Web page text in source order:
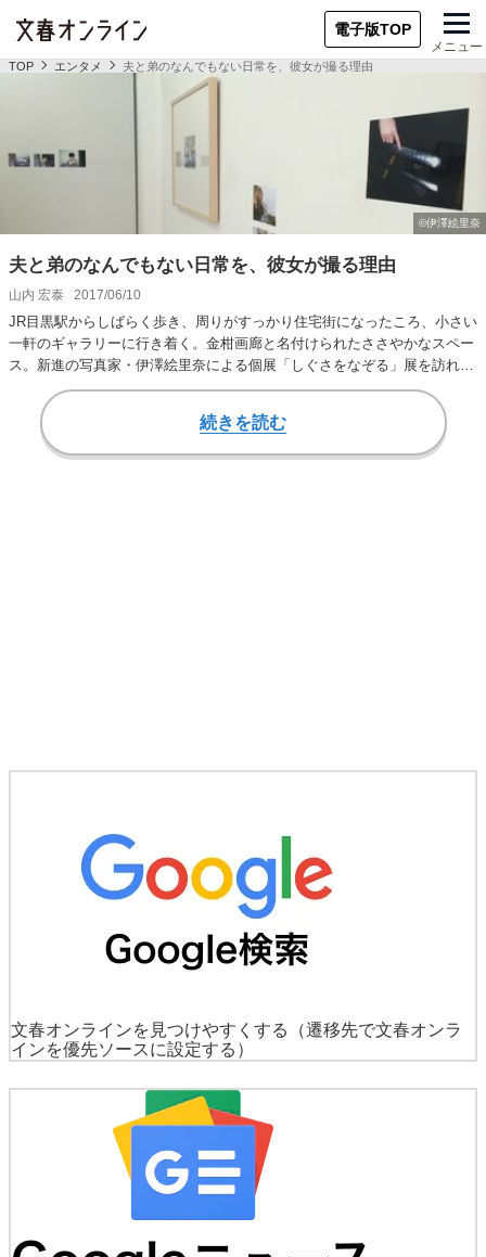
電子版TOP
メニュー
TOP エンタメ 夫と弟のなんでもない日常を、彼女が撮る理由
夫と弟のなんでもない日常を、彼女が撮る理由
山内 宏泰 2017/06/10
JR目黒駅からしばらく歩き、周りがすっかり住宅街になったころ、小さい
一軒のギャラリーに行き着く。金柑画廊と名付けられたささやかなスペー
ス。新進の写真家・伊澤絵里奈による個展「しぐさをなぞる」展を訪れ
た。 派手さは、…
続きを読む
文春オンラインを見つけやすくする
（遷移先で文春オンラ
インを優先ソースに設定する）